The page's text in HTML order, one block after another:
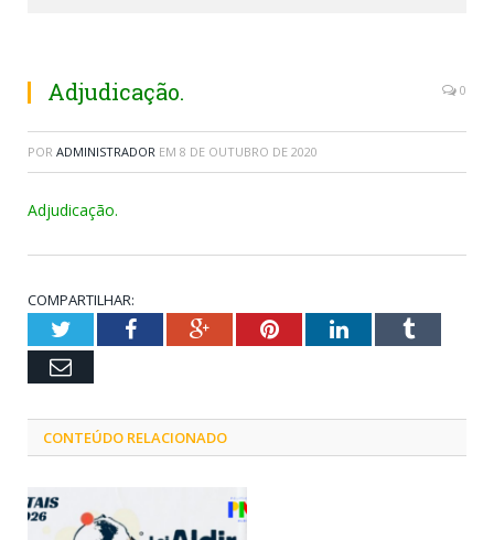
Adjudicação. 0
POR ADMINISTRADOR EM 8 DE OUTUBRO DE 2020
Adjudicação.
COMPARTILHAR:
TwitterFacebookGoogle+PinterestLinkedInTumblr
Email
CONTEÚDO RELACIONADO